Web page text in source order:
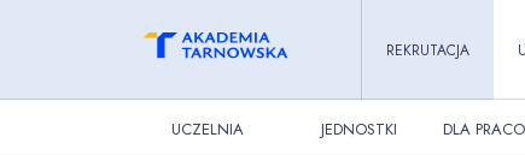
REKRUTACJA
UCZELNIA JEDNOSTKI DLA